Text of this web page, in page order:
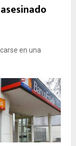
en una